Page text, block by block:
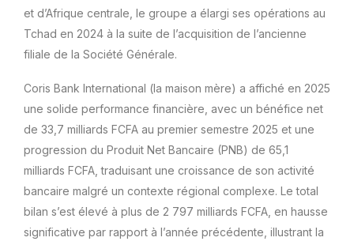
et d’Afrique centrale, le groupe a élargi ses opérations au
Tchad en 2024 à la suite de l’acquisition de l’ancienne
filiale de la Société Générale.
Coris Bank International (la maison mère) a affiché en 2025
une solide performance financière, avec un bénéfice net
de 33,7 milliards FCFA au premier semestre 2025 et une
progression du Produit Net Bancaire (PNB) de 65,1
milliards FCFA, traduisant une croissance de son activité
bancaire malgré un contexte régional complexe. Le total
bilan s’est élevé à plus de 2 797 milliards FCFA, en hausse
significative par rapport à l’année précédente, illustrant la